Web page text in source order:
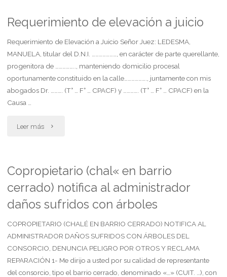
propiedad
horizontal
(art.
2056
Requerimiento de elevación a juicio
Requerimiento de Elevación a Juicio Señor Juez: LEDESMA,
MANUELA, titular del D.N.I. …………………, en carácter de parte querellante,
progenitora de …………….., manteniendo domicilio procesal
oportunamente constituido en la calle………………., juntamente con mis
abogados Dr. ………. (T° … F° … CPACF) y …………. (T° … F° … CPACF) en la
Causa …
Leer más "Requerimiento
elevación
a
juicio"
Copropietario (chal« en barrio
cerrado) notifica al administrador
daños sufridos con árboles
COPROPIETARIO (CHALÉ EN BARRIO CERRADO) NOTIFICA AL
ADMINISTRADOR DAÑOS SUFRIDOS CON ÁRBOLES DEL
CONSORCIO, DENUNCIA PELIGRO POR OTROS Y RECLAMA
REPARACIÓN 1- Me dirijo a usted por su calidad de representante
del consorcio, tipo el barrio cerrado, denominado «…» (CUIT. …), con